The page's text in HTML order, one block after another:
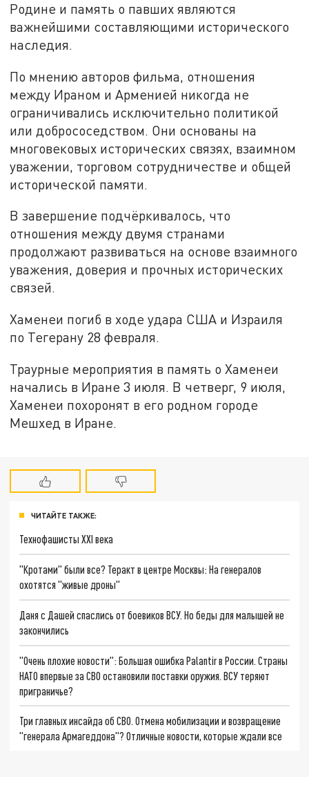
Родине и память о павших являются
важнейшими составляющими исторического
наследия.
По мнению авторов фильма, отношения
между Ираном и Арменией никогда не
ограничивались исключительно политикой
или добрососедством. Они основаны на
многовековых исторических связях, взаимном
уважении, торговом сотрудничестве и общей
исторической памяти.
В завершение подчёркивалось, что
отношения между двумя странами
продолжают развиваться на основе взаимного
уважения, доверия и прочных исторических
связей.
Хаменеи погиб в ходе удара США и Израиля
по Тегерану 28 февраля.
Траурные мероприятия в память о Хаменеи
начались в Иране 3 июля. В четверг, 9 июля,
Хаменеи похоронят в его родном городе
Мешхед в Иране.
ЧИТАЙТЕ ТАКЖЕ:
Технофашисты XXI века
"Кротами" были все? Теракт в центре Москвы: На генералов
охотятся "живые дроны"
Даня с Дашей спаслись от боевиков ВСУ. Но беды для малышей не
закончились
"Очень плохие новости": Большая ошибка Palantir в России. Страны
НАТО впервые за СВО остановили поставки оружия. ВСУ теряют
приграничье?
Три главных инсайда об СВО. Отмена мобилизации и возвращение
"генерала Армагеддона"? Отличные новости, которые ждали все